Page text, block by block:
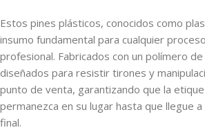
Estos pines plásticos, conocidos como
insumo fundamental para cualquier
profesional. Fabricados con un polímero
diseñados para resistir tirones y
punto de venta, garantizando que la
permanezca en su lugar hasta que llegue
final.